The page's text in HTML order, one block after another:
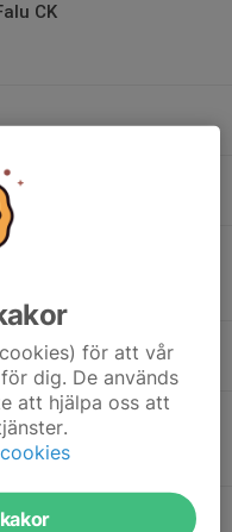
CK
Enduro svart
röd grupp
för att vår
dig. De används
att hjälpa oss att